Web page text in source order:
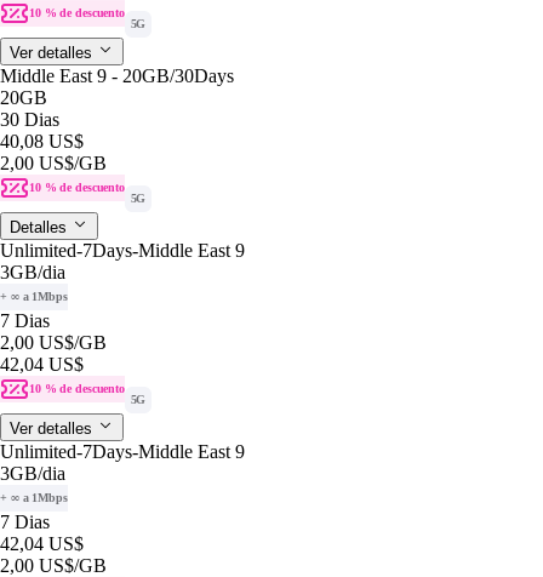
10 % de descuento
5G
Ver detalles
Middle East 9 - 20GB/30Days
20GB
30 Dias
40,08 US$
2,00 US$/GB
10 % de descuento
5G
Detalles
Unlimited-7Days-Middle East 9
3GB/dia
+ ∞ a 1Mbps
7 Dias
2,00 US$/GB
42,04 US$
10 % de descuento
5G
Ver detalles
Unlimited-7Days-Middle East 9
3GB/dia
+ ∞ a 1Mbps
7 Dias
42,04 US$
2,00 US$/GB